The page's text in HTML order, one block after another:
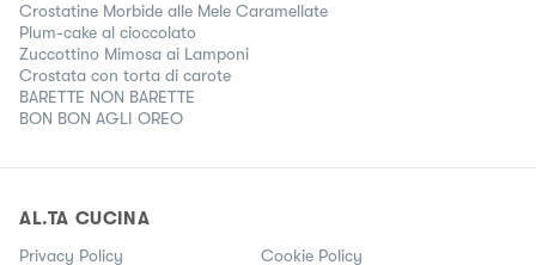
Crostatine Morbide alle Mele Caramellate
Plum-cake al cioccolato
Zuccottino Mimosa ai Lamponi
Crostata con torta di carote
BARETTE NON BARETTE
BON BON AGLI OREO
AL.TA CUCINA
Privacy Policy Cookie Policy